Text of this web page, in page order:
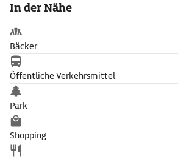
Russell und Sean Keating.
Begraben ist William Butler Yeats am
umwobenen Tafelberges Ben Bulben auf
Friedhof des nahe gelegenen Dörfchens
In der Nähe
Bäcker
Öffentliche Verkehrsmittel
Park
Shopping